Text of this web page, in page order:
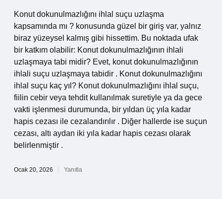
Konut dokunulmazlığını ihlal suçu uzlaşma
kapsamında mı ? konusunda güzel bir giriş var, yalnız
biraz yüzeysel kalmış gibi hissettim. Bu noktada ufak
bir katkım olabilir: Konut dokunulmazlığının ihlali
uzlaşmaya tabi midir? Evet, konut dokunulmazlığının
ihlali suçu uzlaşmaya tabidir . Konut dokunulmazlığını
ihlal suçu kaç yıl? Konut dokunulmazlığını ihlal suçu,
fiilin cebir veya tehdit kullanılmak suretiyle ya da gece
vakti işlenmesi durumunda, bir yıldan üç yıla kadar
hapis cezası ile cezalandırılır . Diğer hallerde ise suçun
cezası, altı aydan iki yıla kadar hapis cezası olarak
belirlenmiştir .
Ocak 20, 2026 Yanıtla